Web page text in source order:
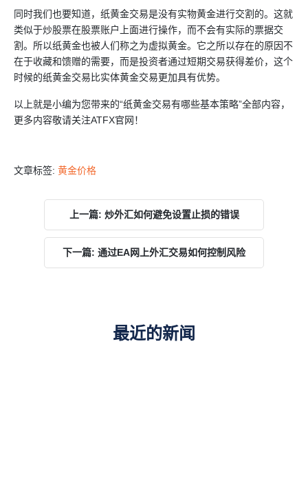
同时我们也要知道，纸黄金交易是没有实物黄金进行交割的。这就
类似于炒股票在股票账户上面进行操作，而不会有实际的票据交
割。所以纸黄金也被人们称之为虚拟黄金。它之所以存在的原因不
在于收藏和馈赠的需要，而是投资者通过短期交易获得差价，这个
时候的纸黄金交易比实体黄金交易更加具有优势。
以上就是小编为您带来的“纸黄金交易有哪些基本策略”全部内容，
更多内容敬请关注ATFX官网！
文章标签: 黄金价格
上一篇: 炒外汇如何避免设置止损的错误
下一篇: 通过EA网上外汇交易如何控制风险
最近的新闻